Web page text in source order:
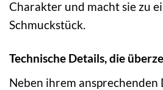
Charakter und macht sie zu
Schmuckstück.
Technische Details, die
Neben ihrem ansprechenden